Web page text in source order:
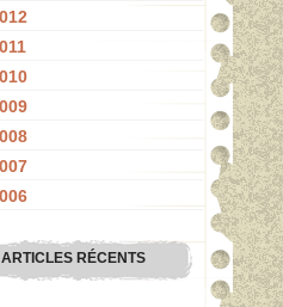
ARTICLES RÉCENTS